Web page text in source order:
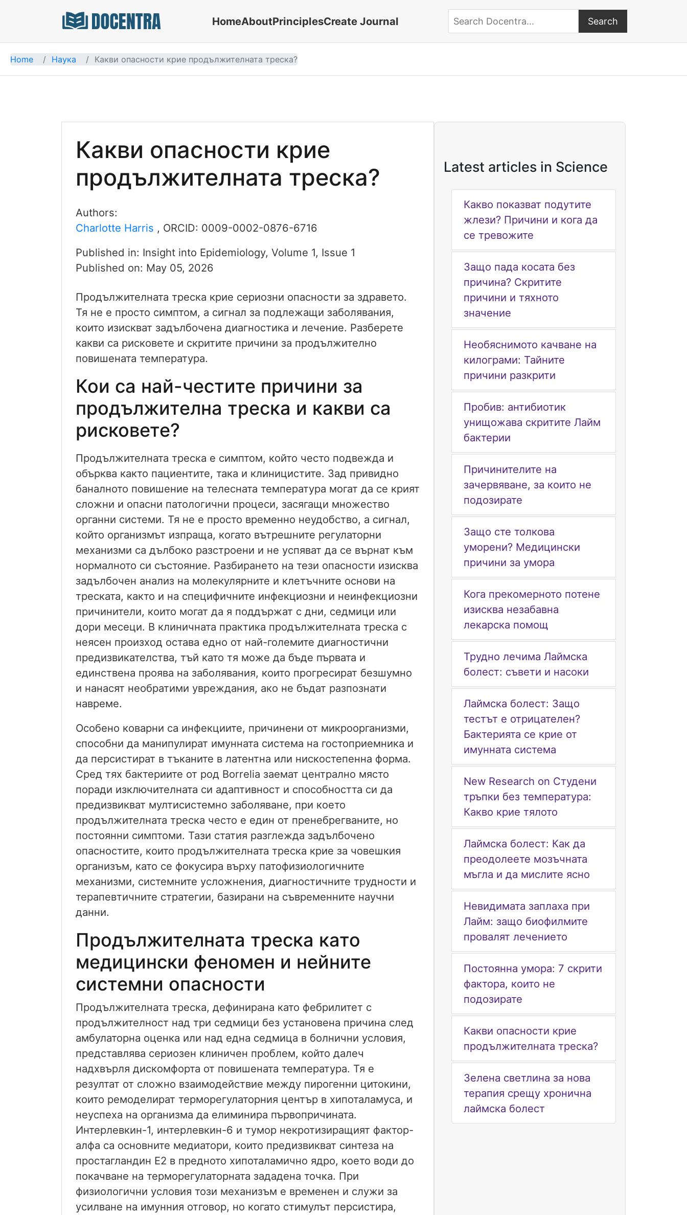
Docentra HomeAboutPrinciplesCreate Journal Search Docentra
Search
Home Наука Какви опасности крие продължителната треска?
Какви опасности крие
продължителната треска?
Authors:
Charlotte Harris , ORCID: 0009-0002-0876-6716
Published in: Insight into Epidemiology, Volume 1, Issue 1
Published on: May 05, 2026
Продължителната треска крие сериозни опасности за здравето.
Тя не е просто симптом, а сигнал за подлежащи заболявания,
които изискват задълбочена диагностика и лечение. Разберете
какви са рисковете и скритите причини за продължително
повишената температура.
Кои са най-честите причини за
продължителна треска и какви са
рисковете?
Продължителната треска е симптом, който често подвежда и
обърква както пациентите, така и клиницистите. Зад привидно
баналното повишение на телесната температура могат да се крият
сложни и опасни патологични процеси, засягащи множество
органни системи. Тя не е просто временно неудобство, а сигнал,
който организмът изпраща, когато вътрешните регулаторни
механизми са дълбоко разстроени и не успяват да се върнат към
нормалното си състояние. Разбирането на тези опасности изисква
задълбочен анализ на молекулярните и клетъчните основи на
треската, както и на специфичните инфекциозни и неинфекциозни
причинители, които могат да я поддържат с дни, седмици или
дори месеци. В клиничната практика продължителната треска с
неясен произход остава едно от най-големите диагностични
предизвикателства, тъй като тя може да бъде първата и
единствена проява на заболявания, които прогресират безшумно
и нанасят необратими увреждания, ако не бъдат разпознати
навреме.
Особено коварни са инфекциите, причинени от микроорганизми,
способни да манипулират имунната система на гостоприемника и
да персистират в тъканите в латентна или нискостепенна форма.
Сред тях бактериите от род Borrelia заемат централно място
поради изключителната си адаптивност и способността си да
предизвикват мултисистемно заболяване, при което
продължителната треска често е един от пренебрегваните, но
постоянни симптоми. Тази статия разглежда задълбочено
опасностите, които продължителната треска крие за човешкия
организъм, като се фокусира върху патофизиологичните
механизми, системните усложнения, диагностичните трудности и
терапевтичните стратегии, базирани на съвременните научни
данни.
Продължителната треска като
медицински феномен и нейните
системни опасности
Продължителната треска, дефинирана като фебрилитет с
продължителност над три седмици без установена причина след
амбулаторна оценка или над една седмица в болнични условия,
представлява сериозен клиничен проблем, който далеч
надхвърля дискомфорта от повишената температура. Тя е
резултат от сложно взаимодействие между пирогенни цитокини,
които ремоделират терморегулаторния център в хипоталамуса, и
неуспеха на организма да елиминира първопричината.
Интерлевкин-1, интерлевкин-6 и тумор некротизиращият фактор-
алфа са основните медиатори, които предизвикват синтеза на
простагландин Е2 в предното хипоталамично ядро, което води до
покачване на терморегулаторната зададена точка. При
физиологични условия този механизъм е временен и служи за
усилване на имунния отговор, но когато стимулът персистира,
Latest articles in Science
Какво показват подутите
жлези? Причини и кога да
се тревожите
Защо пада косата без
причина? Скритите
причини и тяхното
значение
Необяснимото качване на
килограми: Тайните
причини разкрити
Пробив: антибиотик
унищожава скритите Лайм
бактерии
Причинителите на
зачервяване, за които не
подозирате
Защо сте толкова
уморени? Медицински
причини за умора
Кога прекомерното потене
изисква незабавна
лекарска помощ
Трудно лечима Лаймска
болест: съвети и насоки
Лаймска болест: Защо
тестът е отрицателен?
Бактерията се крие от
имунната система
New Research on Студени
тръпки без температура:
Какво крие тялото
Лаймска болест: Как да
преодолеете мозъчната
мъгла и да мислите ясно
Невидимата заплаха при
Лайм: защо биофилмите
провалят лечението
Постоянна умора: 7 скрити
фактора, които не
подозирате
Какви опасности крие
продължителната треска?
Зелена светлина за нова
терапия срещу хронична
лаймска болест